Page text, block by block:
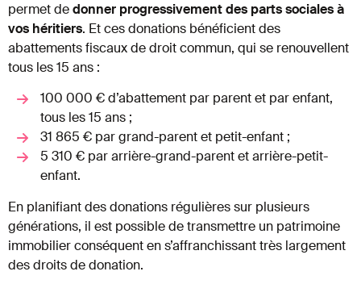
permet dedonner progressivement des parts sociales à
vos héritiers. Et ces donations bénéficient des
abattements fiscaux de droit commun, qui se renouvellent
tous les 15 ans :
100 000 € d’abattement par parent et par enfant,
tous les 15 ans ;
31 865 € par grand-parent et petit-enfant ;
5 310 € par arrière-grand-parent et arrière-petit-
enfant.
En planifiant des donations régulières sur plusieurs
générations, il est possible de transmettre un patrimoine
immobilier conséquent en s’affranchissant très largement
des droits de donation.